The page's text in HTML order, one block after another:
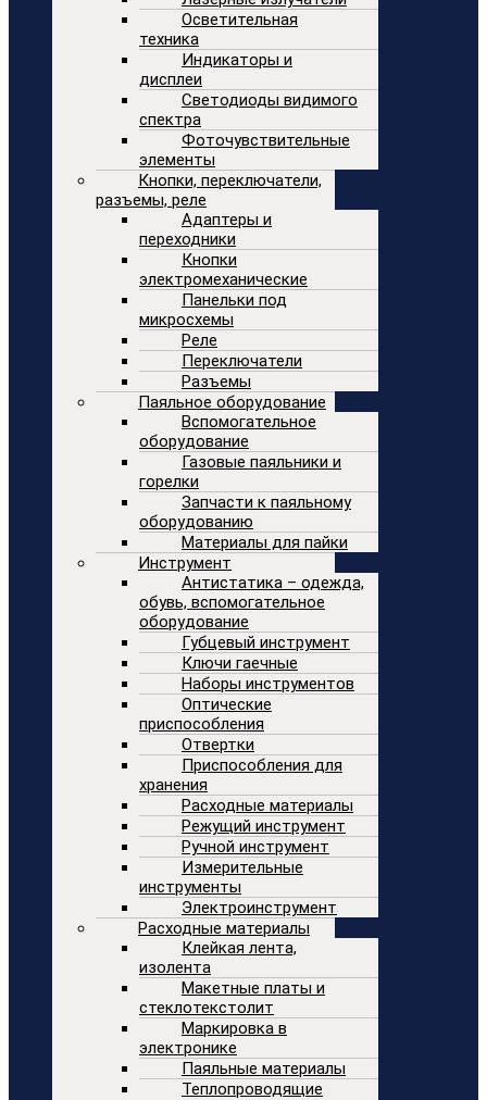
Осветительная
техника
Индикаторы и
дисплеи
Светодиоды видимого
спектра
Фоточувствительные
элементы
Кнопки, переключатели,
разъемы, реле
Адаптеры и
переходники
Кнопки
электромеханические
Панельки под
микросхемы
Реле
Переключатели
Разъемы
Паяльное оборудование
Вспомогательное
оборудование
Газовые паяльники и
горелки
Запчасти к паяльному
оборудованию
Материалы для пайки
Инструмент
Антистатика – одежда,
обувь, вспомогательное
оборудование
Губцевый инструмент
Ключи гаечные
Наборы инструментов
Оптические
приспособления
Отвертки
Приспособления для
хранения
Расходные материалы
Режущий инструмент
Ручной инструмент
Измерительные
инструменты
Электроинструмент
Расходные материалы
Клейкая лента,
изолента
Макетные платы и
стеклотекстолит
Маркировка в
электронике
Паяльные материалы
Теплопроводящие